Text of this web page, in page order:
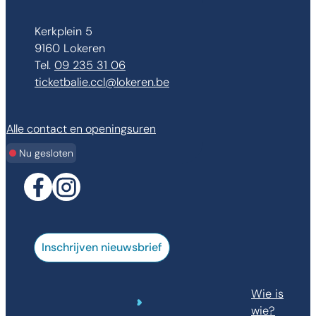
AdresKerkplein 5
,9160 Lokeren
09 235 31 06
E-mailticketbalie.ccl@lokeren.be
Alle contact en openingsuren
Nu gesloten
Wie is
wie?
FacebookInstagram
Inschrijven nieuwsbrief